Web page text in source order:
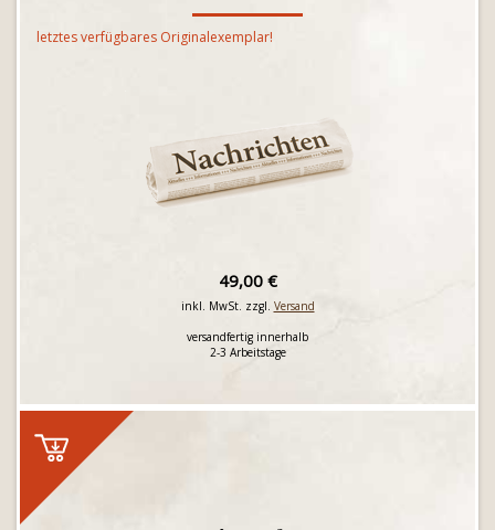
letztes verfügbares Originalexemplar!
49,00 €
inkl. MwSt. zzgl. Versand
versandfertig innerhalb
2-3 Arbeitstage